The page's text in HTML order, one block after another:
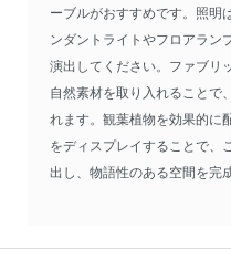
ーブルがおすすめです。照明
ンダントライトやフロアラン
演出してください。ファブリ
自然素材を取り入れることで
れます。観葉植物を効果的に
をディスプレイすることで、
出し、物語性のある空間を完